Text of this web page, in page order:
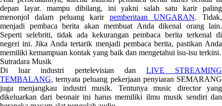
depan layar. mampu dibilang, ini yakni salah satu karir paling
menonjol dalam peluang karirpemberitaan UNGARAN. Tidak,
menjadi pembaca berita akan membuat Anda dikenal orang lain.
Seperti selebriti, tidak ada kekurangan pembaca berita terkenal di
negeri ini. Jika Anda tertarik menjadi pembaca berita, pastikan Anda
memiliki kemampuan kontak yang baik dan mengetahui isu-isu terkini.
Sutradara Musik
Di luar industri pertelevisian dan LIVE STREAMING
TEMBALANG, ternyata peluang pekerjaan penyiaran SEMARANG
juga menjangkau industri musik. Tentunya music director yang
dikeluarkan dari beonair ini harus memiliki ilmu musik sendiri dan